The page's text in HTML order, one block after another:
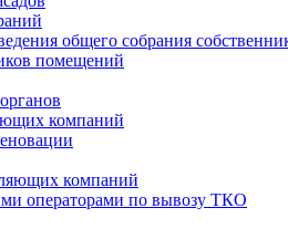
общего собрания
помещений
компаний
компаний
операторами по вывозу ТКО